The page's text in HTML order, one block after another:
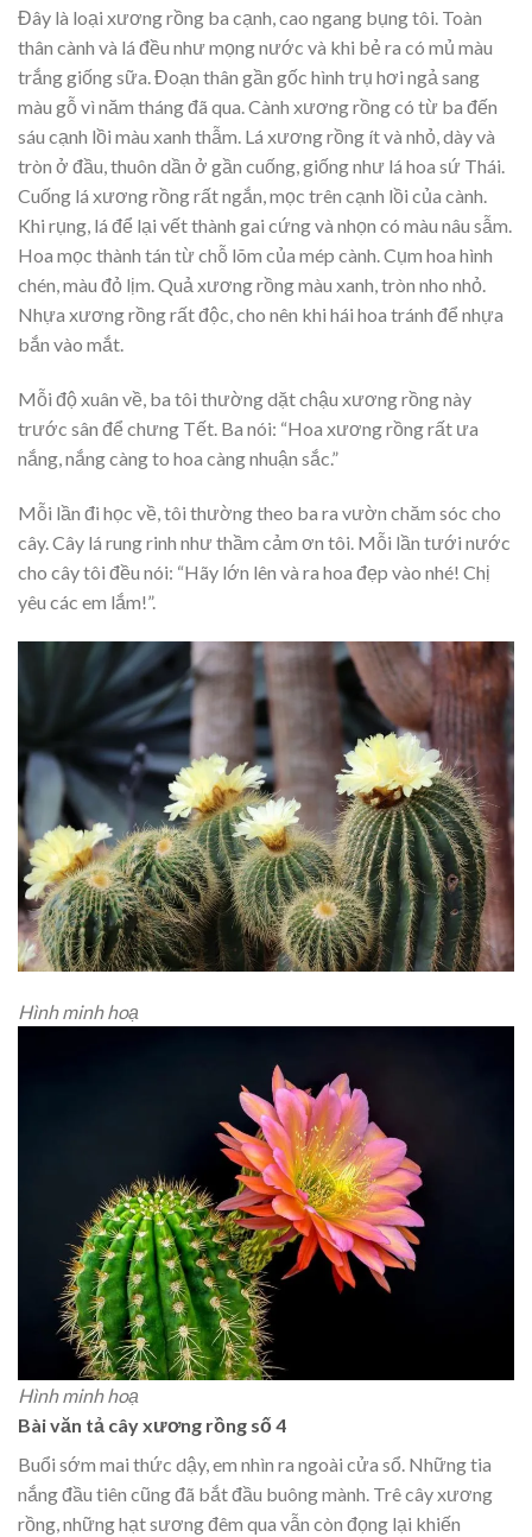
Đây là loại xương rồng ba cạnh, cao ngang bụng tôi. Toàn
thân cành và lá đều như mọng nước và khi bẻ ra có mủ màu
trắng giống sữa. Đoạn thân gần gốc hình trụ hơi ngả sang
màu gỗ vì năm tháng đã qua. Cành xương rồng có từ ba đến
sáu cạnh lồi màu xanh thẫm. Lá xương rồng ít và nhỏ, dày và
tròn ở đầu, thuôn dần ở gần cuống, giống như lá hoa sứ Thái.
Cuống lá xương rồng rất ngắn, mọc trên cạnh lồi của cành.
Khi rụng, lá để lại vết thành gai cứng và nhọn có màu nâu sẫm.
Hoa mọc thành tán từ chỗ lõm của mép cành. Cụm hoa hình
chén, màu đỏ lịm. Quả xương rồng màu xanh, tròn nho nhỏ.
Nhựa xương rồng rất độc, cho nên khi hái hoa tránh để nhựa
bắn vào mắt.
Mỗi độ xuân về, ba tôi thường dặt chậu xương rồng này
trước sân để chưng Tết. Ba nói: “Hoa xương rồng rất ưa
nắng, nắng càng to hoa càng nhuận sắc.”
Mỗi lần đi học về, tôi thường theo ba ra vườn chăm sóc cho
cây. Cây lá rung rinh như thầm cảm ơn tôi. Mỗi lần tưới nước
cho cây tôi đều nói: “Hãy lớn lên và ra hoa đẹp vào nhé! Chị
yêu các em lắm!”.
Hình minh hoạ
Hình minh hoạ
Bài văn tả cây xương rồng số 4
Buổi sớm mai thức dậy, em nhìn ra ngoài cửa sổ. Những tia
nắng đầu tiên cũng đã bắt đầu buông mành. Trê cây xương
rồng, những hạt sương đêm qua vẫn còn đọng lại khiến